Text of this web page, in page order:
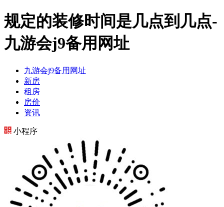
规定的装修时间是几点到几点-
九游会j9备用网址
九游会j9备用网址
新房
租房
房价
资讯
小程序